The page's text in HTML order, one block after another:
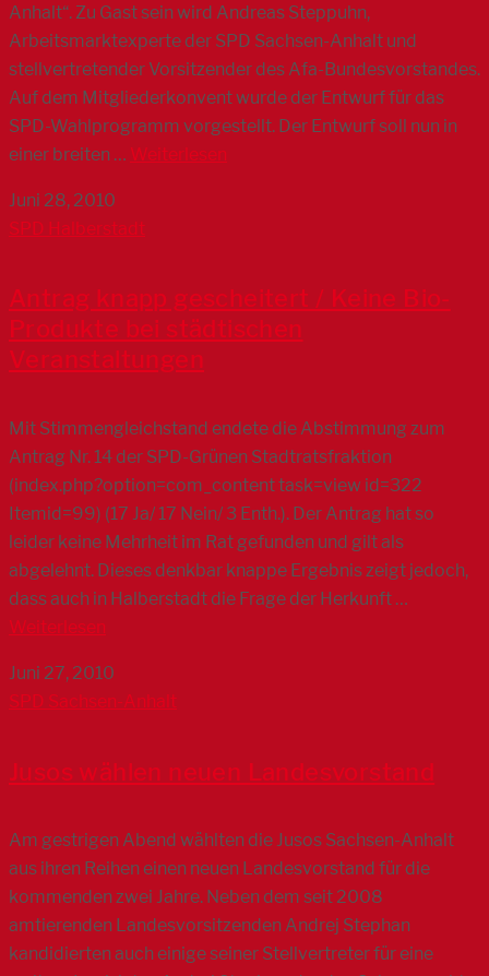
Anhalt“. Zu Gast sein wird Andreas Steppuhn,
Arbeitsmarktexperte der SPD Sachsen-Anhalt und
stellvertretender Vorsitzender des Afa-Bundesvorstandes.
Auf dem Mitgliederkonvent wurde der Entwurf für das
SPD-Wahlprogramm vorgestellt. Der Entwurf soll nun in
einer breiten … Weiterlesen
Juni 28, 2010
SPD Halberstadt
Antrag knapp gescheitert / Keine Bio-
Produkte bei städtischen
Veranstaltungen
Mit Stimmengleichstand endete die Abstimmung zum
Antrag Nr. 14 der SPD-Grünen Stadtratsfraktion
(index.php?option=com_content task=view id=322
Itemid=99) (17 Ja/ 17 Nein/ 3 Enth.). Der Antrag hat so
leider keine Mehrheit im Rat gefunden und gilt als
abgelehnt. Dieses denkbar knappe Ergebnis zeigt jedoch,
dass auch in Halberstadt die Frage der Herkunft …
Weiterlesen
Juni 27, 2010
SPD Sachsen-Anhalt
Jusos wählen neuen Landesvorstand
Am gestrigen Abend wählten die Jusos Sachsen-Anhalt
aus ihren Reihen einen neuen Landesvorstand für die
kommenden zwei Jahre. Neben dem seit 2008
amtierenden Landesvorsitzenden Andrej Stephan
kandidierten auch einige seiner Stellvertreter für eine